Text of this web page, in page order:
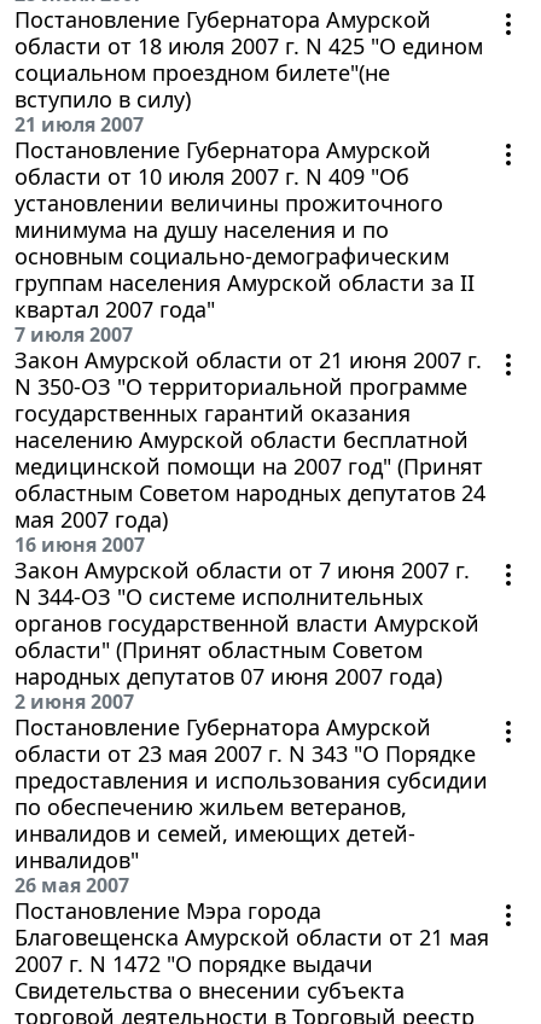
Постановление Губернатора Амурской
области от 18 июля 2007 г. N 425 "О едином
социальном проездном билете"(не
вступило в силу)
21 июля 2007
Постановление Губернатора Амурской
области от 10 июля 2007 г. N 409 "Об
установлении величины прожиточного
минимума на душу населения и по
основным социально-демографическим
группам населения Амурской области за II
квартал 2007 года"
7 июля 2007
Закон Амурской области от 21 июня 2007 г.
N 350-ОЗ "О территориальной программе
государственных гарантий оказания
населению Амурской области бесплатной
медицинской помощи на 2007 год" (Принят
областным Советом народных депутатов 24
мая 2007 года)
16 июня 2007
Закон Амурской области от 7 июня 2007 г.
N 344-ОЗ "О системе исполнительных
органов государственной власти Амурской
области" (Принят областным Советом
народных депутатов 07 июня 2007 года)
2 июня 2007
Постановление Губернатора Амурской
области от 23 мая 2007 г. N 343 "О Порядке
предоставления и использования субсидии
по обеспечению жильем ветеранов,
инвалидов и семей, имеющих детей-
инвалидов"
26 мая 2007
Постановление Мэра города
Благовещенска Амурской области от 21 мая
2007 г. N 1472 "О порядке выдачи
Свидетельства о внесении субъекта
торговой деятельности в Торговый реестр